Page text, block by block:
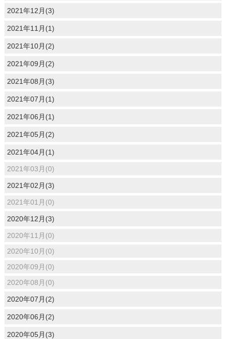
2021年12月(3)
2021年11月(1)
2021年10月(2)
2021年09月(2)
2021年08月(3)
2021年07月(1)
2021年06月(1)
2021年05月(2)
2021年04月(1)
2021年03月(0)
2021年02月(3)
2021年01月(0)
2020年12月(3)
2020年11月(0)
2020年10月(0)
2020年09月(0)
2020年08月(0)
2020年07月(2)
2020年06月(2)
2020年05月(3)